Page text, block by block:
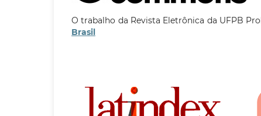
O trabalho da Revista Eletrônica da UFPB
Brasil